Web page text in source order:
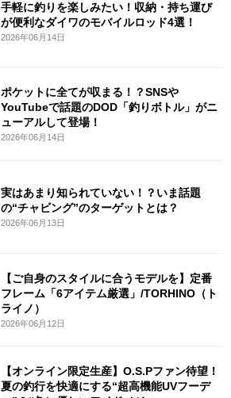
手軽に釣りを楽しみたい！収納・持ち運び
が便利なダイワのモバイルロッド4選！
2026年06月14日
ポケットに全てが収まる！？SNSや
YouTubeで話題のDOD「釣りボトル」がニ
ューアルして登場！
2026年06月14日
実はあまり知られていない！？いま話題
の“チャビング”のターゲットとは？
2026年06月13日
【ご自身のスタイルに合うモデルを】定番
フレーム「6アイテム厳選」/TORHINO（ト
ライノ）
2026年06月12日
【オンライン限定生産】O.S.Pファン待望！
夏の釣行を快適にする“超高機能UVフーデ